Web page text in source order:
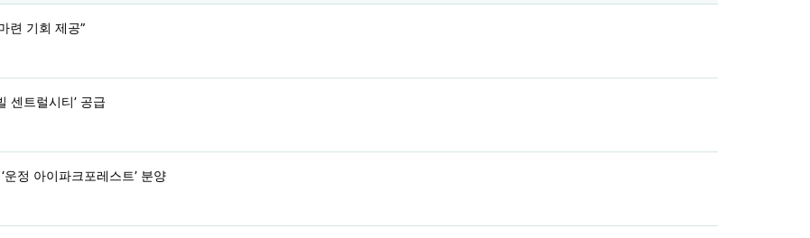
련 기회 제공”
센트럴시티’ 공급
정 아이파크포레스트’ 분양